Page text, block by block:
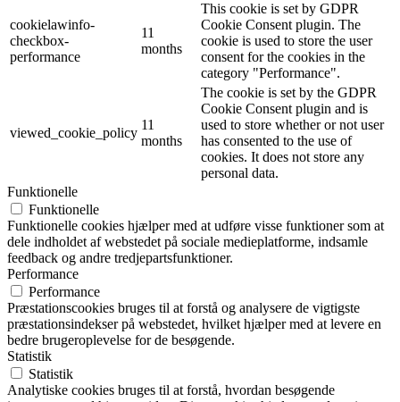
cookielawinfo-
checkbox-
performance
11
months
This cookie is set by GDPR
Cookie Consent plugin. The
cookie is used to store the user
consent for the cookies in the
category "Performance".
viewed_cookie_policy
11
months
The cookie is set by the GDPR
Cookie Consent plugin and is
used to store whether or not user
has consented to the use of
cookies. It does not store any
personal data.
Funktionelle
Funktionelle
Funktionelle cookies hjælper med at udføre visse funktioner som at
dele indholdet af webstedet på sociale medieplatforme, indsamle
feedback og andre tredjepartsfunktioner.
Performance
Performance
Præstationscookies bruges til at forstå og analysere de vigtigste
præstationsindekser på webstedet, hvilket hjælper med at levere en
bedre brugeroplevelse for de besøgende.
Statistik
Statistik
Analytiske cookies bruges til at forstå, hvordan besøgende